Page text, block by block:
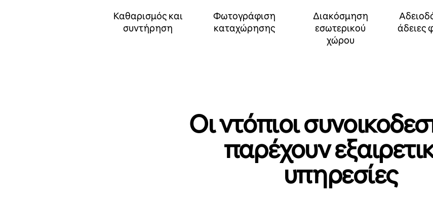
Καθαρισμός και
συντήρηση
Φωτογράφιση
καταχώρησης
Διακόσμηση
εσωτερικού
χώρου
άδειες
Οι ντόπιοι
παρέχουν
υπηρεσίες